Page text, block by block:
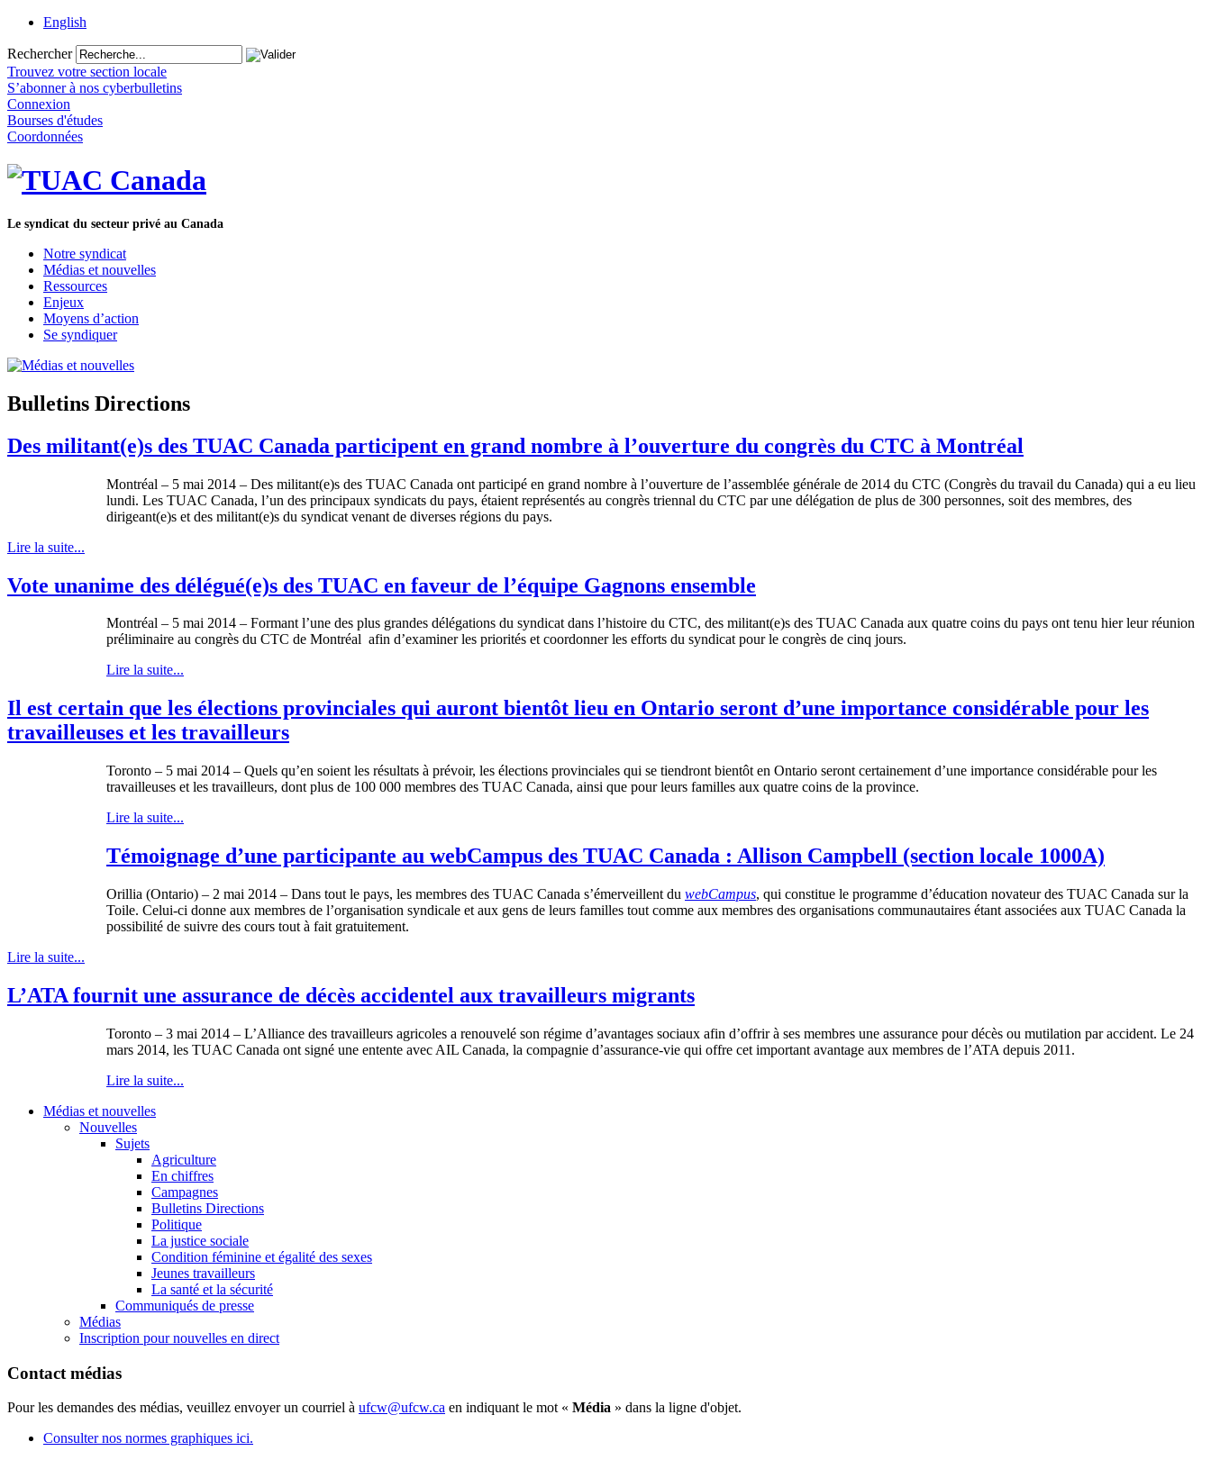
English
Rechercher
Trouvez votre section locale
S’abonner à nos cyberbulletins
Connexion
Bourses d'études
Coordonnées
Le syndicat du secteur privé au Canada
Notre syndicat
Médias et nouvelles
Ressources
Enjeux
Moyens d’action
Se syndiquer
Bulletins Directions
Des militant(e)s des TUAC Canada participent en grand nombre à l’ouverture du congrès du CTC à Montréal
Montréal – 5 mai 2014 – Des militant(e)s des TUAC Canada ont participé en grand nombre à l’ouverture de l’assemblée générale de 2014 du CTC (Congrès du travail du Canada) qui a eu lieu
lundi. Les TUAC Canada, l’un des principaux syndicats du pays, étaient représentés au congrès triennal du CTC par une délégation de plus de 300 personnes, soit des membres, des
dirigeant(e)s et des militant(e)s du syndicat venant de diverses régions du pays.
Lire la suite...
Vote unanime des délégué(e)s des TUAC en faveur de l’équipe Gagnons ensemble
Montréal – 5 mai 2014 – Formant l’une des plus grandes délégations du syndicat dans l’histoire du CTC, des militant(e)s des TUAC Canada aux quatre coins du pays ont tenu hier leur réunion
préliminaire au congrès du CTC de Montréal afin d’examiner les priorités et coordonner les efforts du syndicat pour le congrès de cinq jours.
Lire la suite...
Il est certain que les élections provinciales qui auront bientôt lieu en Ontario seront d’une importance considérable pour les
travailleuses et les travailleurs
Toronto – 5 mai 2014 – Quels qu’en soient les résultats à prévoir, les élections provinciales qui se tiendront bientôt en Ontario seront certainement d’une importance considérable pour les
travailleuses et les travailleurs, dont plus de 100 000 membres des TUAC Canada, ainsi que pour leurs familles aux quatre coins de la province.
Lire la suite...
Témoignage d’une participante au webCampus des TUAC Canada : Allison Campbell (section locale 1000A)
Orillia (Ontario) – 2 mai 2014 – Dans tout le pays, les membres des TUAC Canada s’émerveillent du webCampus, qui constitue le programme d’éducation novateur des TUAC Canada sur la
Toile. Celui-ci donne aux membres de l’organisation syndicale et aux gens de leurs familles tout comme aux membres des organisations communautaires étant associées aux TUAC Canada la
possibilité de suivre des cours tout à fait gratuitement.
Lire la suite...
L’ATA fournit une assurance de décès accidentel aux travailleurs migrants
Toronto – 3 mai 2014 – L’Alliance des travailleurs agricoles a renouvelé son régime d’avantages sociaux afin d’offrir à ses membres une assurance pour décès ou mutilation par accident. Le 24
mars 2014, les TUAC Canada ont signé une entente avec AIL Canada, la compagnie d’assurance-vie qui offre cet important avantage aux membres de l’ATA depuis 2011.
Lire la suite...
Médias et nouvelles
Nouvelles
Sujets
Agriculture
En chiffres
Campagnes
Bulletins Directions
Politique
La justice sociale
Condition féminine et égalité des sexes
Jeunes travailleurs
La santé et la sécurité
Communiqués de presse
Médias
Inscription pour nouvelles en direct
Contact médias
Pour les demandes des médias, veuillez envoyer un courriel à ufcw@ufcw.ca en indiquant le mot « Média » dans la ligne d'objet.
Consulter nos normes graphiques ici.